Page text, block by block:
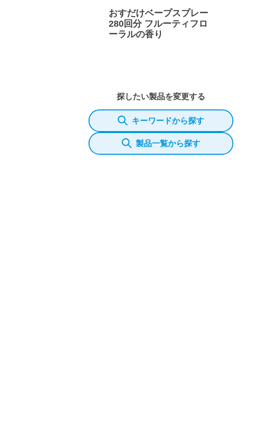
おすだけベープスプレー
280回分 フルーティフロ
ーラルの香り
探したい製品を変更する
キーワードから探す
製品一覧から探す